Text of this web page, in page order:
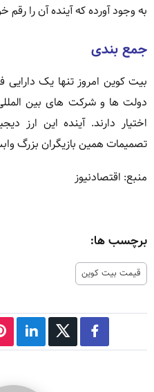
به وجود آورده که آینده آن را رقم
جمع بندی
بیت کوین امروز تنها یک دارایی
دولت ها و شرکت های بین
اختیار دارند. آینده این ارز
تصمیمات همین بازیگران بزرگ
منبع: اقتصادنیوز
برچسب ها:
قیمت بیت کوین